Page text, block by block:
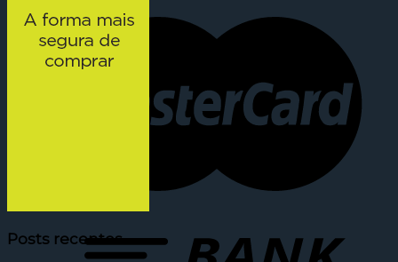
Posts recentes